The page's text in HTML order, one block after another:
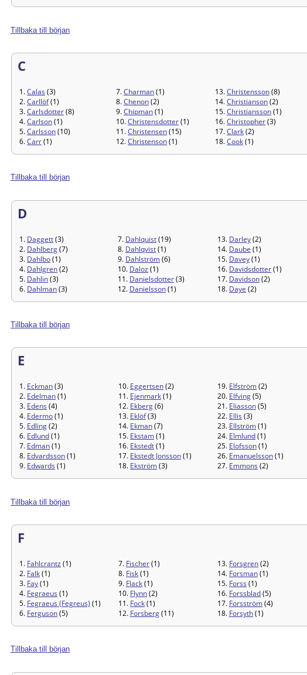
Tillbaka till början
C
1.Calas (3)
2.Carllöf(1)
3.Carlsdotter(8)
4.Carlson(1)
5.Carlsson(10)
6.Carr(1)
7.Charman(1)
8.Chenon(2)
9.Chipman(1)
10.Christensdotter(1)
11.Christensen(15)
12.Christenson(1)
13.Christensson(8)
14.Christianson(2)
15.Christiansson(1)
16.Christopher(3)
17.Clark(2)
18.Cook(1)
Tillbaka till början
D
1. Daggett(3)
2. Dahlberg(7)
3. Dahlbo(1)
4. Dahlgren(2)
5. Dahlin(3)
6. Dahlman(3)
7. Dahlquist(19)
8. Dahlqvist(1)
9. Dahlström(6)
10. Daloz (1)
11. Danielsdotter(3)
12. Danielsson(1)
13. Darley(2)
14. Daube (1)
15. Davey(1)
16. Davidsdotter(1)
17. Davidson(2)
18. Daye (2)
Tillbaka till början
E
1. Eckman(3)
2. Edelman(1)
3. Edens (4)
4. Edermo(1)
5. Edling(2)
6. Edlund(1)
7. Edman(1)
8. Edvardsson(1)
9. Edwards (1)
10. Eggertsen(2)
11. Ejenmark(1)
12. Ekberg(6)
13. Eklöf(3)
14. Ekman(7)
15. Ekstam(1)
16. Ekstedt(1)
17. Ekstedt Jonsson(1)
18. Ekström(3)
19. Elfström(2)
20. Elfving(5)
21. Eliasson(5)
22. Ellis (3)
23. Ellström(1)
24. Elmlund(1)
25. Elofsson(1)
26. Emanuelsson(1)
27. Emmons (2)
Tillbaka till början
F
1. Fahlcrantz (1)
2. Falk(1)
3. Fay(1)
4. Fegraeus (1)
5. Fegraeus (Fegreus) (1)
6. Ferguson(5)
7. Fischer(1)
8. Fisk(1)
9. Flack(1)
10. Flynn(2)
11. Fock(1)
12. Forsberg(11)
13. Forsgren(2)
14. Forsman(1)
15. Forss (1)
16. Forssblad(5)
17. Forsström(4)
18. Forsyth(1)
Tillbaka till början